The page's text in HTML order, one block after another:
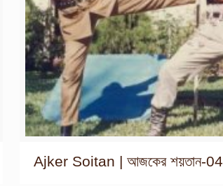
Ajker Soitan | আজকের শয়তান-04